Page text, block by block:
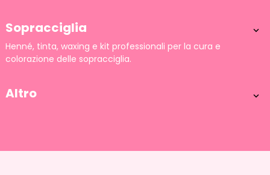
Sopracciglia 
Henné, tinta, waxing e kit professionali per la cura e
colorazione delle sopracciglia.
Altro 